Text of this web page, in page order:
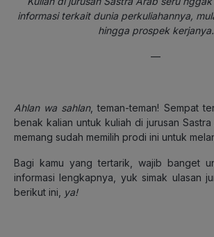
informasi terkait dunia perkuliahannya,
hingga prospek kerjanya.
—
Ahlan wa sahlan, teman-teman! Sempat
benak kalian untuk kuliah di jurusan Sastra
memang sudah memilih prodi ini untuk
Bagi kamu yang tertarik, wajib banget
informasi lengkapnya, yuk simak ulasan
berikut ini,
ya!